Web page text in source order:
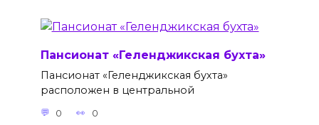
Пансионат «Геленджикская бухта»
Пансионат «Геленджикская бухта»
расположен в центральной
0 0